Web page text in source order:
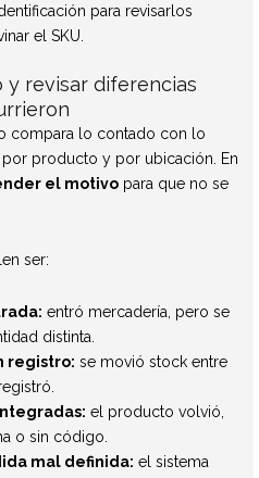
para revisarlos
el SKU.
y revisar diferencias
compara lo contado con lo
producto y por ubicación. En
el motivo para que no se
ser:
entró mercadería, pero se
distinta.
registro: se movió stock entre
el producto volvió,
o sin código.
mal definida: el sistema